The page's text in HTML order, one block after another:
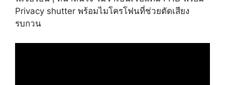
Privacy shutter พร้อมไมโครโฟนที่ช่วยตัดเสียง
รบกวน